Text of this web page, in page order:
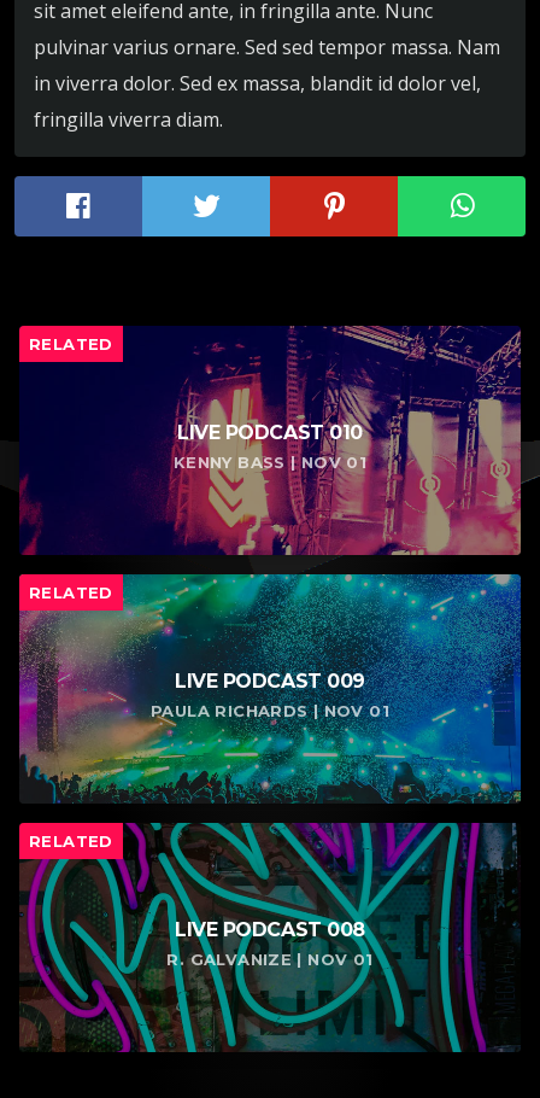
sit amet eleifend ante, in fringilla ante. Nunc
pulvinar varius ornare. Sed sed tempor massa. Nam
in viverra dolor. Sed ex massa, blandit id dolor vel,
fringilla viverra diam.
RELATED
LIVE PODCAST 010
KENNY BASS | NOV 01
RELATED
LIVE PODCAST 009
PAULA RICHARDS | NOV 01
RELATED
LIVE PODCAST 008
R. GALVANIZE | NOV 01